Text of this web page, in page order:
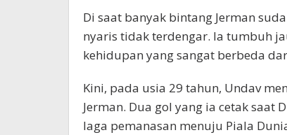
Di saat banyak bintang Jerman
nyaris tidak terdengar. Ia tumbuh
kehidupan yang sangat berbeda
Kini, pada usia 29 tahun, Undav
Jerman. Dua gol yang ia cetak saat
laga pemanasan menuju Piala